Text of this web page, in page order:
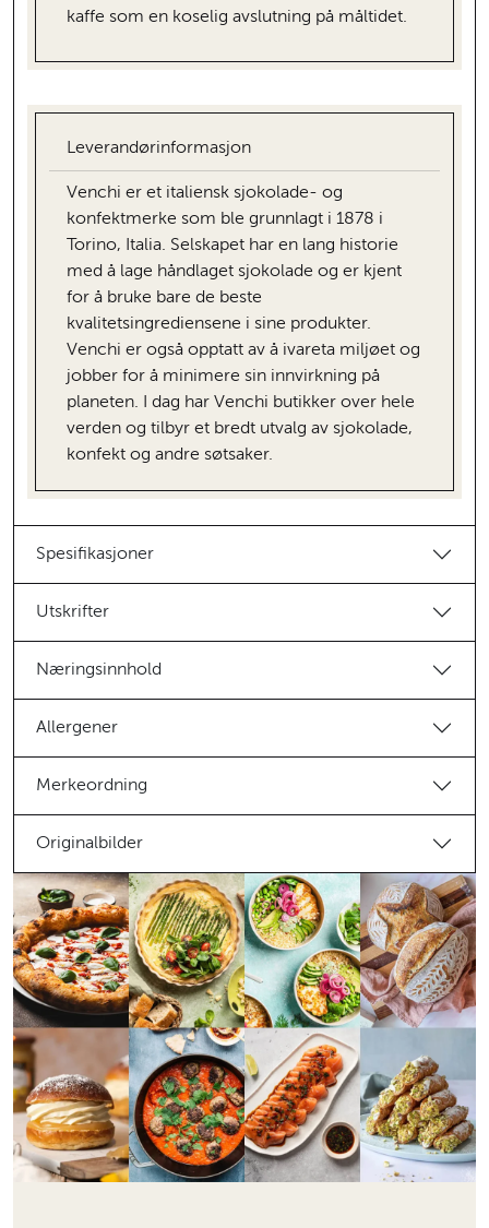
kaffe som en koselig avslutning på måltidet.
Leverandørinformasjon
Venchi er et italiensk sjokolade- og
konfektmerke som ble grunnlagt i 1878 i
Torino, Italia. Selskapet har en lang historie
med å lage håndlaget sjokolade og er kjent
for å bruke bare de beste
kvalitetsingrediensene i sine produkter.
Venchi er også opptatt av å ivareta miljøet og
jobber for å minimere sin innvirkning på
planeten. I dag har Venchi butikker over hele
verden og tilbyr et bredt utvalg av sjokolade,
konfekt og andre søtsaker.
Spesifikasjoner
Utskrifter
Næringsinnhold
Allergener
Merkeordning
Originalbilder